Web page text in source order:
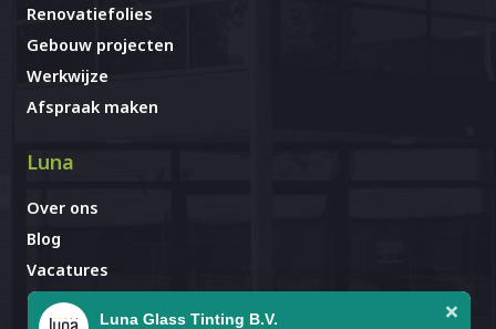
Renovatiefolies
Gebouw projecten
Werkwijze
Afspraak maken
Luna
Over ons
Blog
Vacatures
Contact
Luna Glass Tinting B.V.